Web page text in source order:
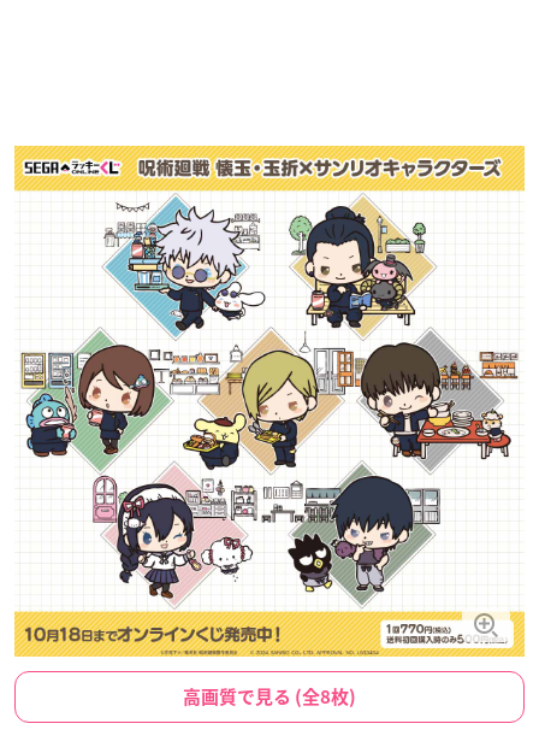
高画質で見る (全8枚)